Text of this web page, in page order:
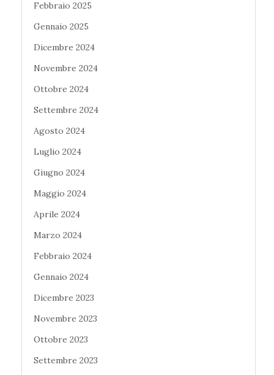
Febbraio 2025
Gennaio 2025
Dicembre 2024
Novembre 2024
Ottobre 2024
Settembre 2024
Agosto 2024
Luglio 2024
Giugno 2024
Maggio 2024
Aprile 2024
Marzo 2024
Febbraio 2024
Gennaio 2024
Dicembre 2023
Novembre 2023
Ottobre 2023
Settembre 2023